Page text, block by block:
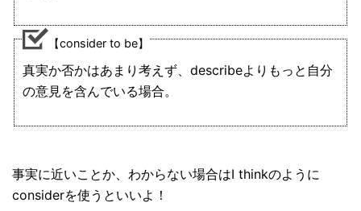
【consider to be】
真実か否かはあまり考えず、describeよりもっと自分
の意見を含んでいる場合。
事実に近いことか、わからない場合はI thinkのように
considerを使うといいよ！